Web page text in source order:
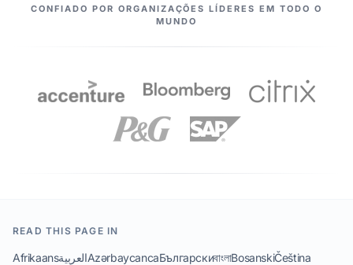
NOSSOS PARCEIROS
CONFIADO POR ORGANIZAÇÕES LÍDERES EM TODO O
MUNDO
READ THIS PAGE IN
AfrikaansالعربيةAzərbaycancaБългарскиবাংলাBosanskiČeština